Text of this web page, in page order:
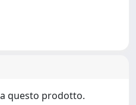
questo prodotto.